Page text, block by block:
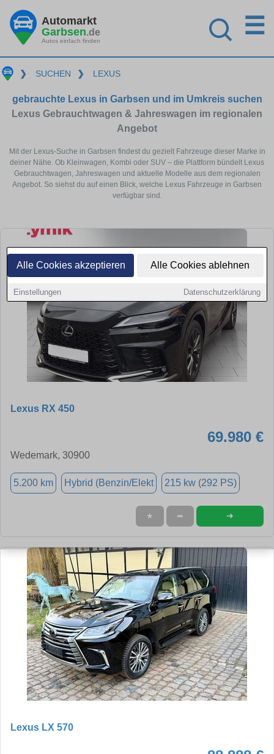
Alle Cookies akzeptieren Alle Cookies ablehnen
Einstellungen Datenschutzerklärung
Automarkt
Garbsen.de
Autos einfach finden
☰
❯ SUCHEN ❯ LEXUS
gebrauchte Lexus in Garbsen und im Umkreis suchen
Lexus Gebrauchtwagen & Jahreswagen im regionalen
Angebot
Mit der Lexus-Suche in Garbsen findest du gezielt Fahrzeuge dieser Marke in
deiner Nähe. Ob Kleinwagen, Kombi oder SUV – die Plattform bündelt Lexus
Gebrauchtwagen, Jahreswagen und aktuelle Modelle aus dem regionalen
Angebot. So siehst du auf einen Blick, welche Lexus Fahrzeuge in Garbsen
verfügbar sind.
Lexus RX 450
69.980 €
Wedemark, 30900
5.200 km Hybrid (Benzin/Elekt 215 kw (292 PS)
★ ➦ ➜
Lexus LX 570